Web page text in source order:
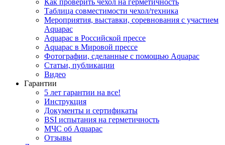
Как проверить чехол на герметичность
Таблица совместимости чехол/техника
Мероприятия, выставки, соревнования с участием
Aquapac
Aquapac в Российской прессе
Aquapac в Мировой прессе
Фотографии, сделанные с помощью Aquapac
Статьи, публикации
Видео
Гарантии
5 лет гарантии на все!
Инструкция
Документы и сертификаты
BSI испытания на герметичность
МЧС об Aquapac
Отзывы